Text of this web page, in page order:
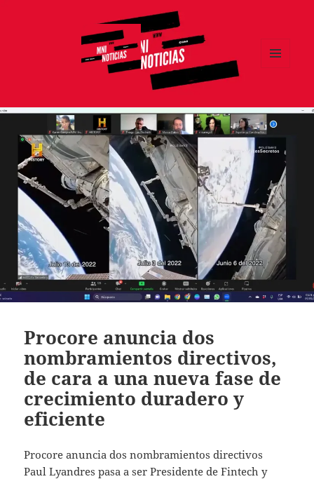
Procore anuncia dos
nombramientos directivos,
de cara a una nueva fase de
crecimiento duradero y
eficiente
Procore anuncia dos nombramientos directivos
Paul Lyandres pasa a ser Presidente de Fintech y